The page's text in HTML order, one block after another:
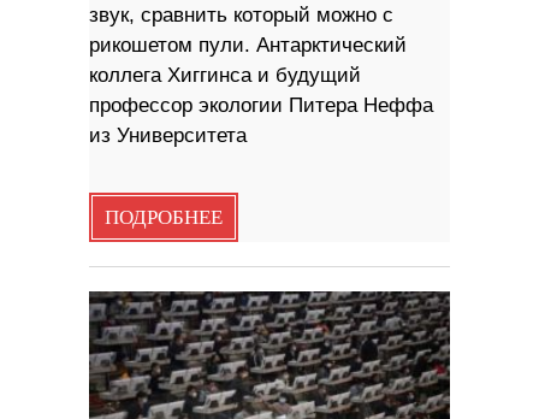
звук, сравнить который можно с
рикошетом пули. Антарктический
коллега Хиггинса и будущий
профессор экологии Питера Неффа
из Университета
ПОДРОБНЕЕ